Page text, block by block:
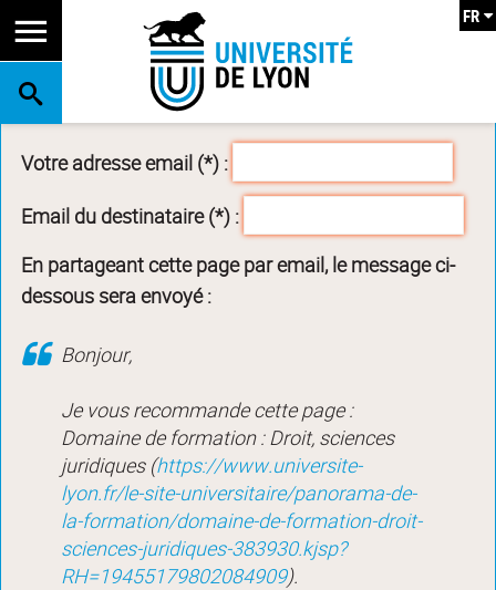
RECHERCHE
FR
Votre adresse email (*) :
Email du destinataire (*) :
En partageant cette page par email, le message ci-
dessous sera envoyé :
Bonjour,
Je vous recommande cette page :
Domaine de formation : Droit, sciences
juridiques (https://www.universite-
lyon.fr/le-site-universitaire/panorama-de-
la-formation/domaine-de-formation-droit-
sciences-juridiques-383930.kjsp?
RH=19455179802084909).